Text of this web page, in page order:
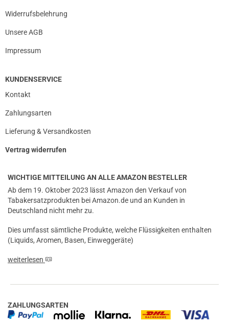
Widerrufsbelehrung
Unsere AGB
Impressum
KUNDENSERVICE
Kontakt
Zahlungsarten
Lieferung & Versandkosten
Vertrag widerrufen
WICHTIGE MITTEILUNG AN ALLE AMAZON BESTELLER
Ab dem 19. Oktober 2023 lässt Amazon den Verkauf von
Tabakersatzprodukten bei Amazon.de und an Kunden in
Deutschland nicht mehr zu.
Dies umfasst sämtliche Produkte, welche Flüssigkeiten enthalten
(Liquids, Aromen, Basen, Einweggeräte)
weiterlesen
ZAHLUNGSARTEN